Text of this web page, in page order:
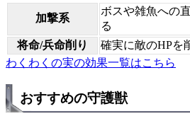
加撃系
ボスや雑魚への
る
将命/兵命削り
確実に敵のHPを
わくわくの実の効果一覧はこちら
おすすめの守護獣